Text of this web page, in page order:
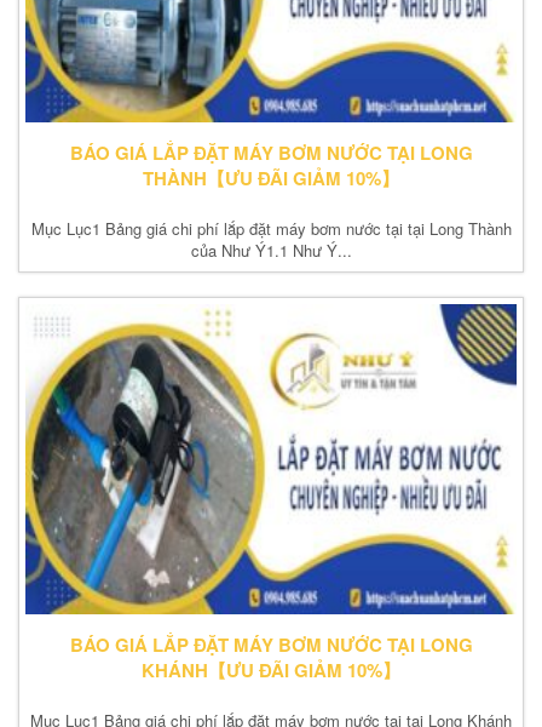
BÁO GIÁ LẮP ĐẶT MÁY BƠM NƯỚC TẠI LONG
THÀNH【ƯU ĐÃI GIẢM 10%】
Mục Lục1 Bảng giá chi phí lắp đặt máy bơm nước tại tại Long Thành
của Như Ý1.1 Như Ý...
BÁO GIÁ LẮP ĐẶT MÁY BƠM NƯỚC TẠI LONG
KHÁNH【ƯU ĐÃI GIẢM 10%】
Mục Lục1 Bảng giá chi phí lắp đặt máy bơm nước tại tại Long Khánh